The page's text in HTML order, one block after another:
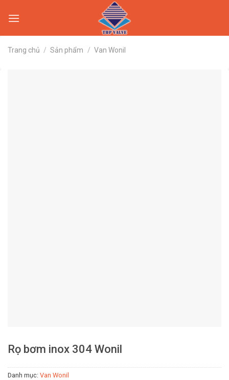
Trang chủ / Sản phẩm / Van Wonil
Rọ bơm inox 304 Wonil
Danh mục: Van Wonil